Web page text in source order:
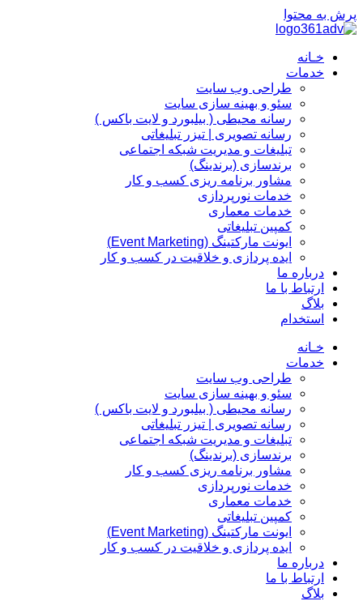
پرش به محتوا
خـانه
خدمات
طراحی وب سایت
سئو و بهینه سازی سایت
رسانه محیطی ( بیلبورد و لایت باکس )
رسانه تصویری | تیزر تبلیغاتی
تبلیغات و مدیریت شبکه اجتماعی
برندسازی (برندینگ)‌
مشاور برنامه ریزی کسب و کار
خدمات نورپردازی
خدمات معماری
کمپین تبلیغاتی
ایونت مارکتینگ (Event Marketing)
ایده پردازی و خلاقیت در کسب و کار
درباره ما
ارتباط با ما
بلاگ
استخدام
خـانه
خدمات
طراحی وب سایت
سئو و بهینه سازی سایت
رسانه محیطی ( بیلبورد و لایت باکس )
رسانه تصویری | تیزر تبلیغاتی
تبلیغات و مدیریت شبکه اجتماعی
برندسازی (برندینگ)‌
مشاور برنامه ریزی کسب و کار
خدمات نورپردازی
خدمات معماری
کمپین تبلیغاتی
ایونت مارکتینگ (Event Marketing)
ایده پردازی و خلاقیت در کسب و کار
درباره ما
ارتباط با ما
بلاگ